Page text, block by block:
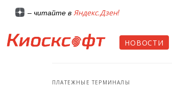
– читайте в Яндекс.Дзен!
НОВОСТИ
ПЛАТЕЖНЫЕ ТЕРМИНАЛЫ